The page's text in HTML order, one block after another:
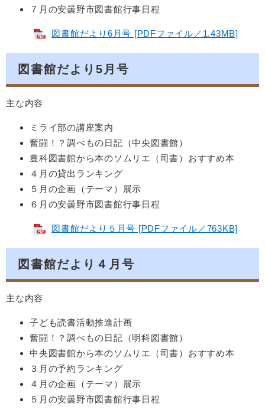
７月の安曇野市図書館行事日程
図書館だより6月号 [PDFファイル／1.43MB]
図書館だより5月号
主な内容
ミライ部の講座案内
奮闘！？調べもの日記（中央図書館）
豊科図書館から本のソムリエ（司書）おすすめ本
４月の貸出ランキング
５月の企画（テーマ）展示
６月の安曇野市図書館行事日程
図書館だより５月号 [PDFファイル／763KB]
図書館だより４月号
主な内容
子ども読書活動推進計画
奮闘！？調べもの日記（明科図書館）
中央図書館から本のソムリエ（司書）おすすめ本
３月の予約ランキング
４月の企画（テーマ）展示
５月の安曇野市図書館行事日程